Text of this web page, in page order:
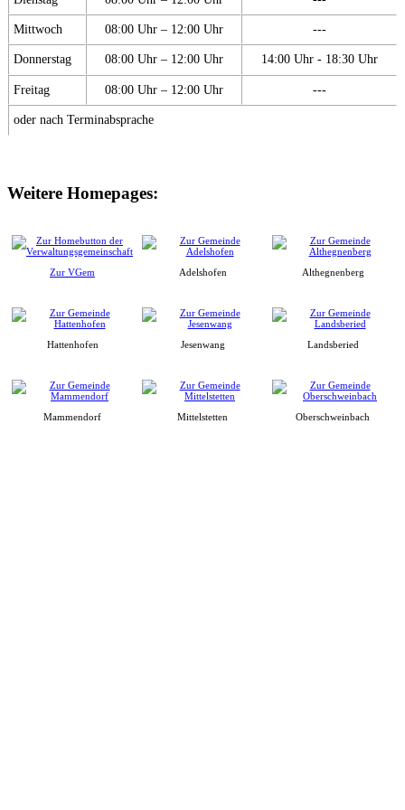
Mittwoch 08:00 Uhr – 12:00 Uhr ---
Donnerstag 08:00 Uhr – 12:00 Uhr 14:00 Uhr - 18:30 Uhr
Freitag 08:00 Uhr – 12:00 Uhr ---
oder nach Terminabsprache
Weitere Homepages:
Zur VGem Adelshofen Althegnenberg
Hattenhofen Jesenwang Landsberied
Mammendorf Mittelstetten Oberschweinbach